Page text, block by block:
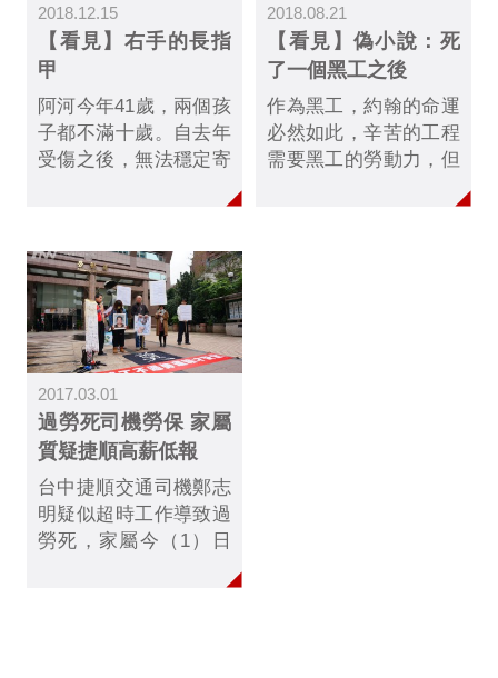
2018.12.15
【看見】右手的長指
甲
阿河今年41歲，兩個孩
子都不滿十歲。自去年
受傷之後，無法穩定寄
持家務、負擔家計，也
要離婚......他失去的不
只是一條手臂，更是生
活的盼望。
2018.08.21
【看見】偽小說：死
了一個黑工之後
作為黑工，約翰的命運
必然如此，辛苦的工程
需要黑工的勞動力，但
力的人必然撇清所有干
2017.03.01
過勞死司機勞保 家屬
質疑捷順高薪低報
台中捷順交通司機鄭志
明疑似超時工作導致過
勞死，家屬今（1）日
會，痛批台中市勞工局